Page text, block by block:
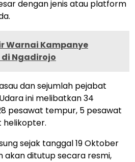
dengan jenis atau platform
Warnai Kampanye
Ngadirojo
dan sejumlah pejabat
ini melibatkan 34
pesawat tempur, 5 pesawat
helikopter.
sejak tanggal 19 Oktober
akan ditutup secara resmi,